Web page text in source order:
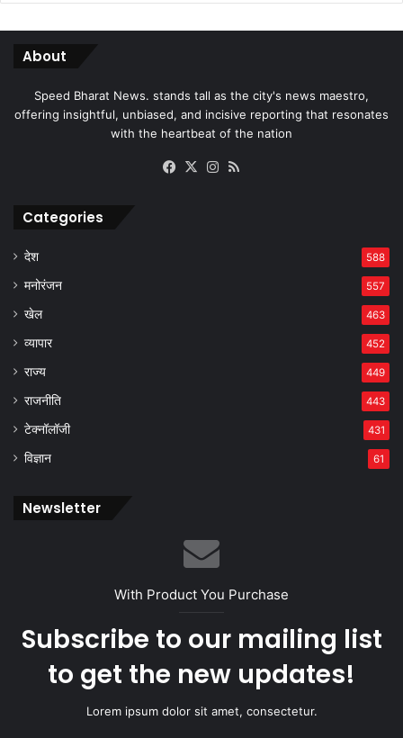
About
Speed Bharat News. stands tall as the city's news maestro,
offering insightful, unbiased, and incisive reporting that resonates
with the heartbeat of the nation
Facebook
X Instagram
Categories
देश 588
मनोरंजन 557
खेल 463
व्यापार 452
राज्य 449
राजनीति 443
टेक्नॉलॉजी 431
विज्ञान 61
Newsletter
With Product You Purchase
Subscribe to our mailing list
to get the new updates!
Lorem ipsum dolor sit amet, consectetur.